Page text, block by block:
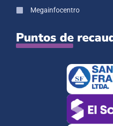
Megainfocentro
Puntos de